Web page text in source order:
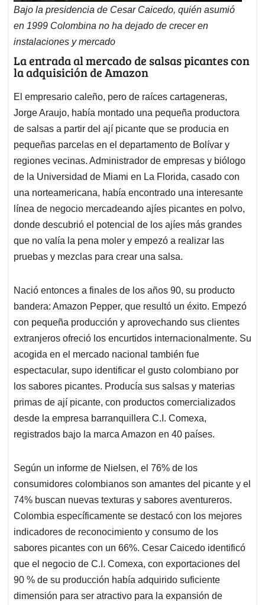
Bajo la presidencia de Cesar Caicedo, quién asumió
en 1999 Colombina no ha dejado de crecer en
instalaciones y mercado
La entrada al mercado de salsas picantes con
la adquisición de Amazon
El empresario caleño, pero de raíces cartageneras,
Jorge Araujo, había montado una pequeña productora
de salsas a partir del ají picante que se producia en
pequeñas parcelas en el departamento de Bolívar y
regiones vecinas. Administrador de empresas y biólogo
de la Universidad de Miami en La Florida, casado con
una norteamericana, había encontrado una interesante
línea de negocio mercadeando ajíes picantes en polvo,
donde descubrió el potencial de los ajíes más grandes
que no valía la pena moler y empezó a realizar las
pruebas y mezclas para crear una salsa.
Nació entonces a finales de los años 90, su producto
bandera: Amazon Pepper, que resultó un éxito. Empezó
con pequeña producción y aprovechando sus clientes
extranjeros ofreció los encurtidos internacionalmente. Su
acogida en el mercado nacional también fue
espectacular, supo identificar el gusto colombiano por
los sabores picantes. Producía sus salsas y materias
primas de ají picante, con productos comercializados
desde la empresa barranquillera C.I. Comexa,
registrados bajo la marca Amazon en 40 países.
Según un informe de Nielsen, el 76% de los
consumidores colombianos son amantes del picante y el
74% buscan nuevas texturas y sabores aventureros.
Colombia específicamente se destacó con los mejores
indicadores de reconocimiento y consumo de los
sabores picantes con un 66%. Cesar Caicedo identificó
que el negocio de C.I. Comexa, con exportaciones del
90 % de su producción había adquirido suficiente
dimensión para ser atractivo para la expansión de